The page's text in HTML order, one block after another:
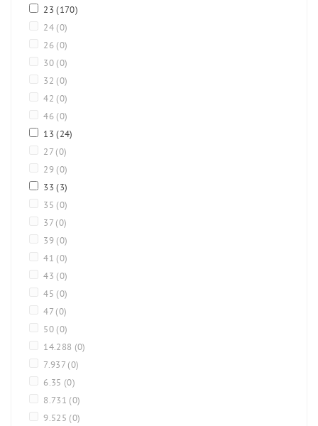
23(170)
24 (0)
26 (0)
30 (0)
32 (0)
42 (0)
46 (0)
13(24)
27 (0)
29 (0)
33(3)
35 (0)
37 (0)
39 (0)
41 (0)
43 (0)
45 (0)
47 (0)
50 (0)
14.288 (0)
7.937 (0)
6.35 (0)
8.731 (0)
9.525 (0)